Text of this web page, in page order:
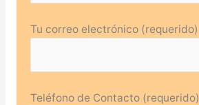
Tu correo electrónico (requerido)
Teléfono de Contacto (requerido)